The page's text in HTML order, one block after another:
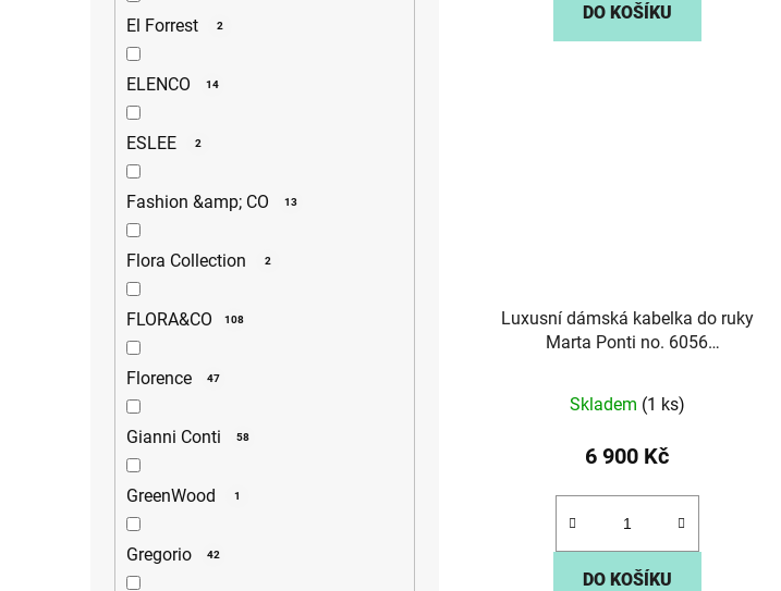
El Forrest 2
ELENCO 14
ESLEE 2
Fashion &amp; CO 13
Flora Collection 2
FLORA&CO 108
Florence 47
Gianni Conti 58
GreenWood 1
Gregorio 42
DO KOŠÍKU
Luxusní dámská kabelka do ruky
Marta Ponti no. 6056
Skladem (1 ks)
6 900 Kč
DO KOŠÍKU